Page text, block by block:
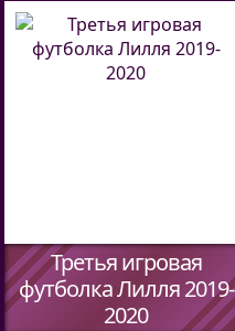
Третья игровая
футболка Лилля 2019-
2020